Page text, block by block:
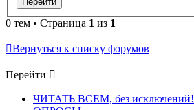
0 тем • Страница 1 из 1
Вернуться к списку форумов
Перейти
ЧИТАТЬ ВСЕМ, без исключений!